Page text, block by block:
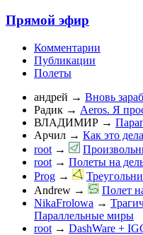
Прямой эфир
Комментарии
Публикации
Полеты
андрей → Вновь
Радик → Aeros. Я
ВЛАДИМИР →
Арчил → Как это
root →
root → Полеты на
Prog →
Andrew → Полет
NikaFrolowa →
Параллельные миры
root → DashWare +